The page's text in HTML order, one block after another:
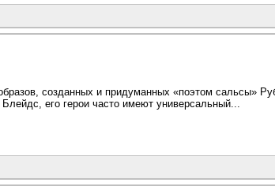
созданных и придуманных «поэтом сальсы»
его герои часто имеют универсальный...